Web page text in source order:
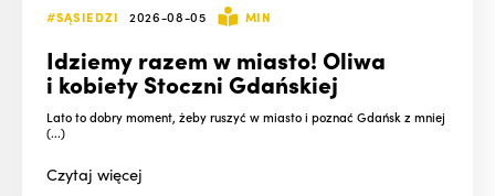
#SĄSIEDZI 2026-08-05 MIN
Idziemy razem w miasto! Oliwa
i kobiety Stoczni Gdańskiej
Lato to dobry moment, żeby ruszyć w miasto i poznać Gdańsk z mniej
(...)
Czytajwięcej